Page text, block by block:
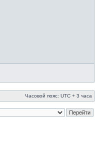
Часовой пояс: UTC + 3 часа